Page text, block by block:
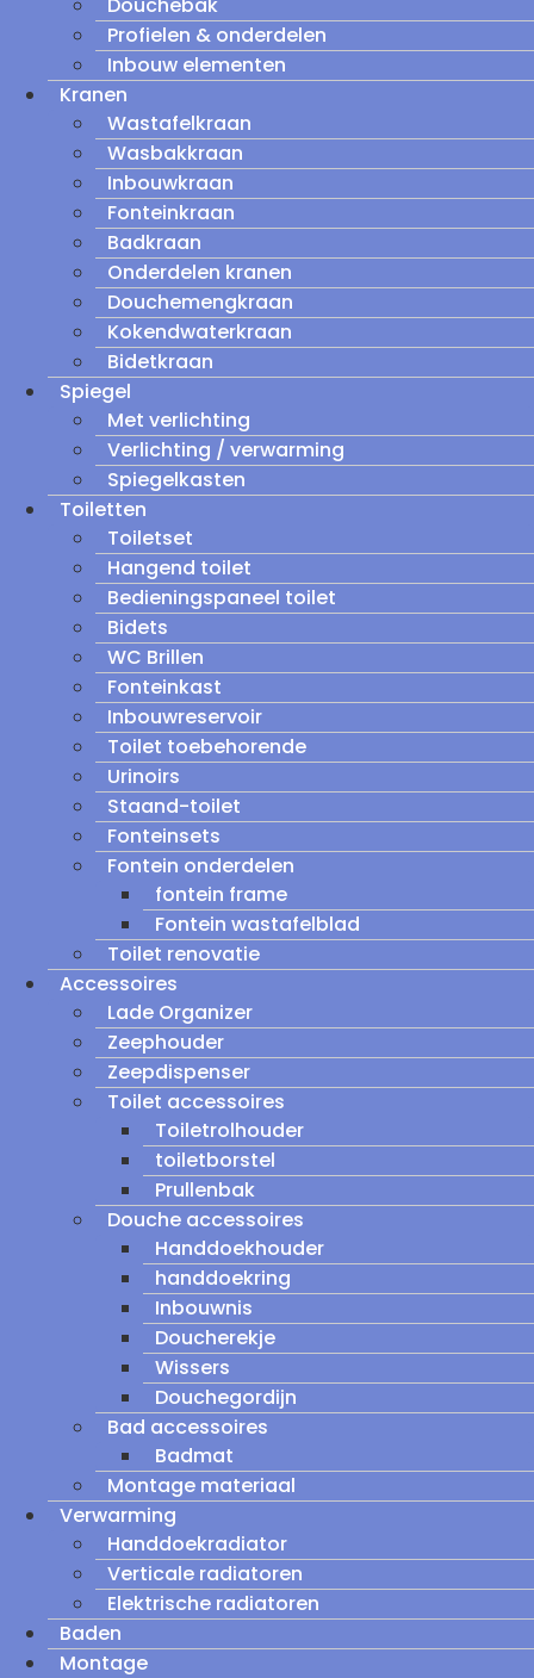
Profielen & onderdelen
Inbouw elementen
Kranen
Wastafelkraan
Wasbakkraan
Inbouwkraan
Fonteinkraan
Badkraan
Onderdelen kranen
Douchemengkraan
Kokendwaterkraan
Bidetkraan
Spiegel
Met verlichting
Verlichting / verwarming
Spiegelkasten
Toiletten
Toiletset
Hangend toilet
Bedieningspaneel toilet
Bidets
WC Brillen
Fonteinkast
Inbouwreservoir
Toilet toebehorende
Urinoirs
Staand-toilet
Fonteinsets
Fontein onderdelen
fontein frame
Fontein wastafelblad
Toilet renovatie
Accessoires
Lade Organizer
Zeephouder
Zeepdispenser
Toilet accessoires
Toiletrolhouder
toiletborstel
Prullenbak
Douche accessoires
Handdoekhouder
handdoekring
Inbouwnis
Doucherekje
Wissers
Douchegordijn
Bad accessoires
Badmat
Montage materiaal
Verwarming
Handdoekradiator
Verticale radiatoren
Elektrische radiatoren
Baden
Montage